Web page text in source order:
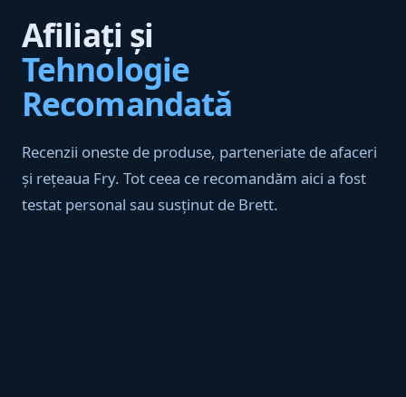
Afiliați și
Tehnologie
Recomandată
Recenzii oneste de produse, parteneriate de afaceri
și rețeaua Fry. Tot ceea ce recomandăm aici a fost
testat personal sau susținut de Brett.